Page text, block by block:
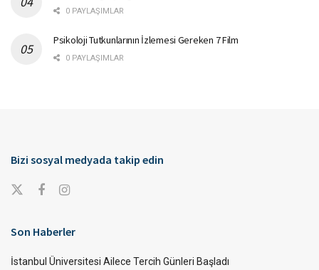
0 PAYLAŞIMLAR
Psikoloji Tutkunlarının İzlemesi Gereken 7 Film
0 PAYLAŞIMLAR
Bizi sosyal medyada takip edin
Son Haberler
İstanbul Üniversitesi Ailece Tercih Günleri Başladı